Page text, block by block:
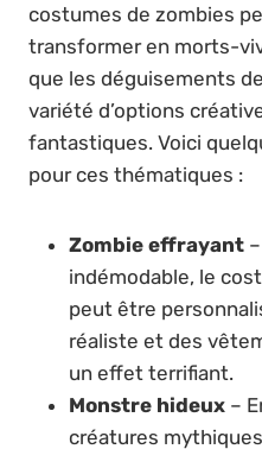
costumes de zombies
transformer en morts-
que les déguisements
variété d’options
fantastiques. Voici
pour ces thématiques :
Zombie effrayant
indémodable, le
peut être
réaliste et des
un effet terrifiant.
Monstre hideux –
créatures